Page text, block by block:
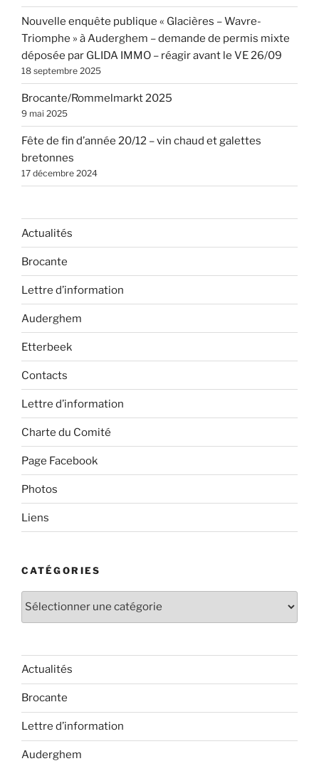
Nouvelle enquête publique « Glacières – Wavre-
Triomphe » à Auderghem – demande de permis mixte
déposée par GLIDA IMMO – réagir avant le VE 26/09
18 septembre 2025
Brocante/Rommelmarkt 2025
9 mai 2025
Fête de fin d’année 20/12 – vin chaud et galettes
bretonnes
17 décembre 2024
Actualités
Brocante
Lettre d’information
Auderghem
Etterbeek
Contacts
Lettre d’information
Charte du Comité
Page Facebook
Photos
Liens
CATÉGORIES
Actualités
Brocante
Lettre d’information
Auderghem